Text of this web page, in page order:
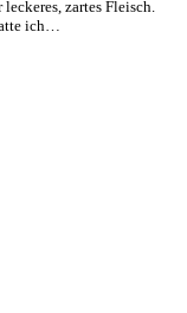
zartes Fleisch.
ich…